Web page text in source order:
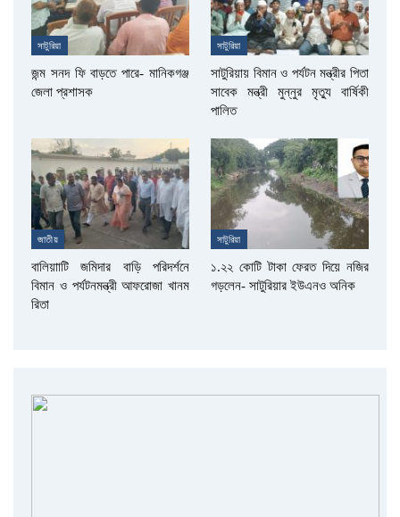
সাটুরিয়া
জন্ম সনদ ফি বাড়তে পারে- মানিকগঞ্জ
জেলা প্রশাসক
সাটুরিয়া
সাটুরিয়ায় বিমান ও পর্যটন মন্ত্রীর পিতা
সাবেক মন্ত্রী মুন্নুর মৃত্যু বার্ষিকী
পালিত
জাতীয়
বালিয়াাটি জমিদার বাড়ি পরিদর্শনে
বিমান ও পর্যটনমন্ত্রী আফরোজা খানম
রিতা
সাটুরিয়া
১.২২ কোটি টাকা ফেরত দিয়ে নজির
গড়লেন- সাটুরিয়ার ইউএনও অনিক